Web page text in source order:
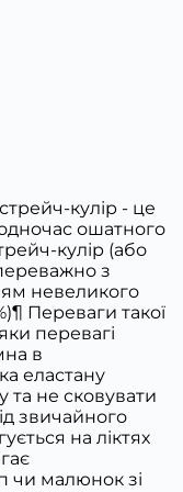
кулір - це
ошатного
кулір (або
з
невеликого
Переваги такої
перевагі
в
еластану
та не сковувати
звичайного
на ліктях
чи малюнок зі